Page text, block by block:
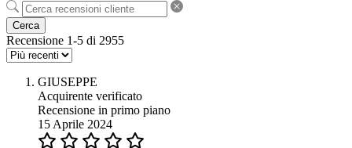
Cerca
Recensione 1-5 di 2955
GIUSEPPE
Acquirente verificato
Recensione in primo piano
15 Aprile 2024